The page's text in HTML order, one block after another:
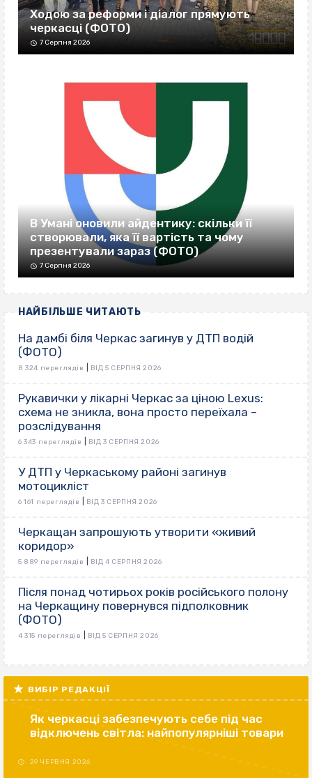
Ходою за реформи і діалог прямують
черкасці (ФОТО)
7 Серпня 2026
В Умані оновили айдентику: скільки її
створювали, яка її вартість та чому
презентували зараз (ФОТО)
7 Серпня 2026
НАЙБІЛЬШЕ ЧИТАЮТЬ
На дамбі біля Черкас загинув у ДТП водій
(ФОТО)
8 324 переглядів ВІД 5 СЕРПНЯ 2026
Рукавички у лікарні Черкас за ціною Lexus:
схема не зникла, вона просто переїхала –
розслідування
6 343 переглядів ВІД 3 СЕРПНЯ 2026
У ДТП у Черкаському районі загинув
мотоцикліст
6 161 переглядів ВІД 3 СЕРПНЯ 2026
Черкащан запрошують утворити «живий
коридор»
5 889 переглядів ВІД 4 СЕРПНЯ 2026
Після понад чотирьох років російського полону
на Черкащину повернувся підполковник
(ФОТО)
4 315 переглядів ВІД 5 СЕРПНЯ 2026
ВИБІР РЕДАКЦІЇ
Як черкасці забезпечують себе під час
відключень світла: найпопулярніші товари
29 ЧЕРВНЯ 2026